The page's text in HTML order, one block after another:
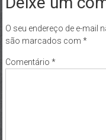
O seu endereço de e-mail
são marcados com *
Comentário *